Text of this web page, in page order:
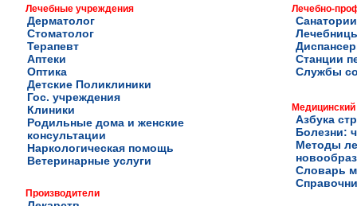
Лечебные учреждения
Дерматолог
Стоматолог
Терапевт
Аптеки
Оптика
Детские Поликлиники
Гос. учреждения
Клиники
Родильные дома и женские
консультации
Наркологическая помощь
Ветеринарные услуги
Производители
Лечебно-
Станции
Службы
Медицинский
Азбука
Болезни:
Методы
Словарь